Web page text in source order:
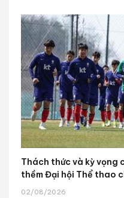
Thách thức và kỳ vọng
thềm Đại hội Thể thao
02/08/2026